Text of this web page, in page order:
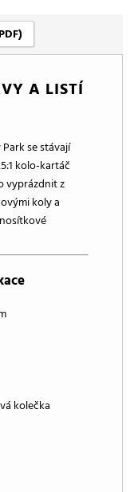
A LISTÍ
se stávají
kolo-kartáč
vyprázdnit z
koly a
kolečka